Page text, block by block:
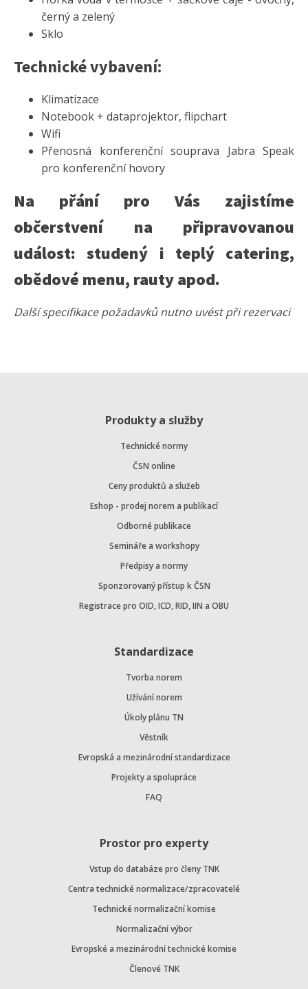
černý a zelený
Sklo
Technické vybavení:
Klimatizace
Notebook + dataprojektor, flipchart
Wifi
Přenosná konferenční souprava Jabra Speak
pro konferenční hovory
Na přání pro Vás zajistíme
občerstvení na připravovanou
událost: studený i teplý catering,
obědové menu, rauty apod.
Další specifikace požadavků nutno uvést při rezervaci
Produkty a služby
Technické normy
ČSN online
Ceny produktů a služeb
Eshop - prodej norem a publikací
Odborné publikace
Semináře a workshopy
Předpisy a normy
Sponzorovaný přístup k ČSN
Registrace pro OID, ICD, RID, IIN a OBU
Standardizace
Tvorba norem
Užívání norem
Úkoly plánu TN
Věstník
Evropská a mezinárodní standardizace
Projekty a spolupráce
FAQ
Prostor pro experty
Vstup do databáze pro členy TNK
Centra technické normalizace/zpracovatelé
Technické normalizační komise
Normalizační výbor
Evropské a mezinárodní technické komise
Členové TNK